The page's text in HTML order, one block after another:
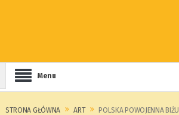
Menu
STRONA GŁÓWNA ART
POL­SKA POWO­JENNA